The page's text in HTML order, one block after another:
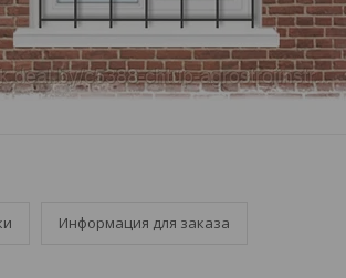
Информация для заказа